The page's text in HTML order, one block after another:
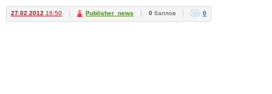
27.02.2012 16:50 Publisher_news 0 баллов 0